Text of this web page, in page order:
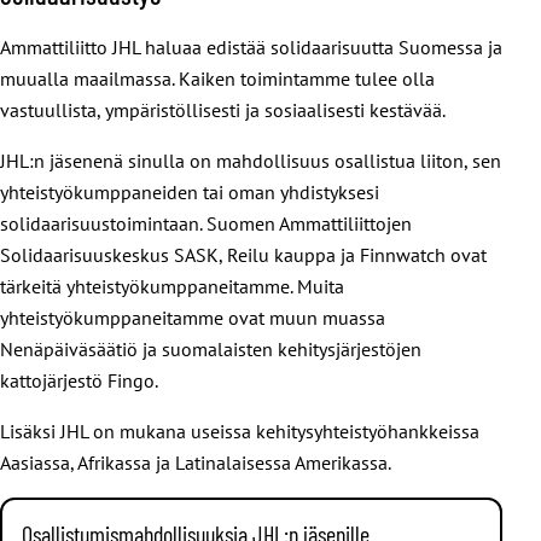
Video: Mosambikin julkisen sektorin liitto kamppailee
asemastaan.
Sinun on hyväksyttävä markkinointievästeet
nähdäksesi tämän sisällön.
Näytä YouTubessa
Taistelua demokratian puolesta Eswatinissa (ent. Swasimaa)
Eswatinia hallitsee itsevaltainen monarkia. Taistelu
Ammattiliitto JHL haluaa edistää solidaarisuutta Suomessa ja
muualla maailmassa. Kaiken toimintamme tulee olla
vastuullista, ympäristöllisesti ja sosiaalisesti kestävää.
JHL:n jäsenenä sinulla on mahdollisuus osallistua liiton, sen
yhteistyökumppaneiden tai oman yhdistyksesi
solidaarisuustoimintaan. Suomen Ammattiliittojen
Solidaarisuuskeskus SASK, Reilu kauppa ja Finnwatch ovat
tärkeitä yhteistyökumppaneitamme. Muita
yhteistyökumppaneitamme ovat muun muassa
Nenäpäiväsäätiö ja suomalaisten kehitysjärjestöjen
kattojärjestö Fingo.
Lisäksi JHL on mukana useissa kehitysyhteistyöhankkeissa
Aasiassa, Afrikassa ja Latinalaisessa Amerikassa.
Osallistumismahdollisuuksia JHL:n jäsenille